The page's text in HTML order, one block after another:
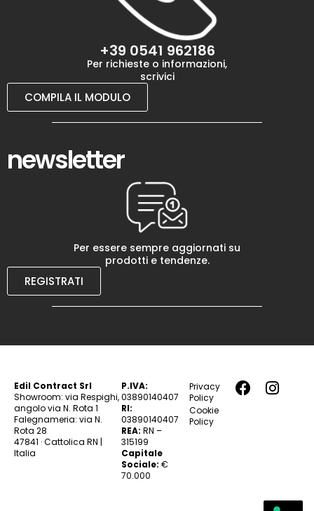
+39 0541 962186
Per richieste o informazioni,
scrivici
COMPILA IL MODULO
newsletter
Per essere sempre aggiornati su
prodotti e tendenze.
REGISTRATI
Edil Contract Srl
Showroom: via Respighi,
angolo via N. Rota 1
Falegnameria: via N.
Rota 28
47841 · Cattolica RN |
Italia
P.IVA:
03890140407
RI:
03890140407
REA: RN –
315199
Capitale
Sociale: €
70.000
Privacy
Policy
Cookie
Policy